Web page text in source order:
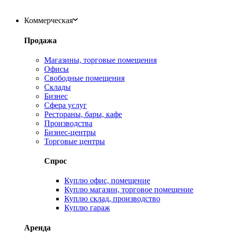
Коммерческая
Продажа
Магазины, торговые помещения
Офисы
Свободные помещения
Склады
Бизнес
Сфера услуг
Рестораны, бары, кафе
Производства
Бизнес-центры
Торговые центры
Спрос
Куплю офис, помещение
Куплю магазин, торговое помещение
Куплю склад, производство
Куплю гараж
Аренда